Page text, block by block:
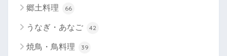
郷土料理 66
うなぎ・あなご 42
焼鳥・鳥料理 39